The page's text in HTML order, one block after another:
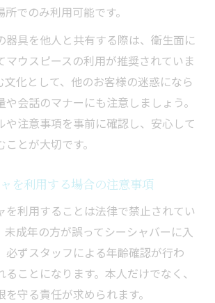
でのみ利用可能です。
器具を他人と共有する際は、衛生面に
マウスピースの利用が推奨されていま
文化として、他のお客様の迷惑になら
会話のマナーにも注意しましょう。
や注意事項を事前に確認し、安心して
とが大切です。
を利用する場合の注意事項
を利用することは法律で禁止されてい
未成年の方が誤ってシーシャバーに入
必ずスタッフによる年齢確認が行わ
ことになります。本人だけでなく、
守る責任が求められます。